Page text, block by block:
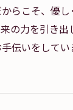
らこそ、優
の力を引き出
伝いをしてい